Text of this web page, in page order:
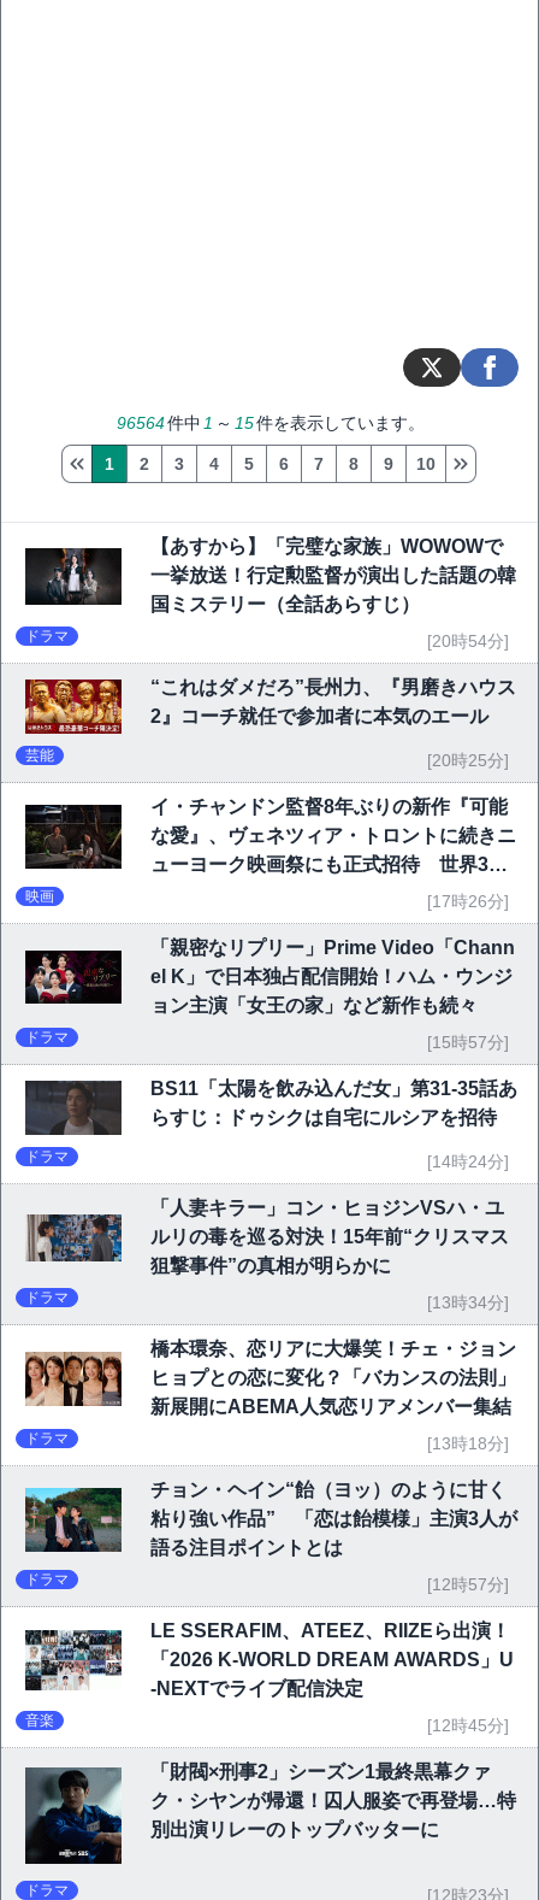
96564件中 1 ～ 15件を表示しています。
1 2 3 4 5 6 7 8 9 10
【あすから】「完璧な家族」WOWOWで
一挙放送！行定勲監督が演出した話題の韓
国ミステリー（全話あらすじ）
ドラマ [20時54分]
“これはダメだろ”長州力、『男磨きハウス
2』コーチ就任で参加者に本気のエール
芸能 [20時25分]
イ・チャンドン監督8年ぶりの新作『可能
な愛』、ヴェネツィア・トロントに続きニ
ューヨーク映画祭にも正式招待 世界3大
映画 [17時26分]
「親密なリプリー」Prime Video「Chann
el K」で日本独占配信開始！ハム・ウンジ
ョン主演「女王の家」など新作も続々
ドラマ [15時57分]
BS11「太陽を飲み込んだ女」第31-35話あ
らすじ：ドゥシクは自宅にルシアを招待
ドラマ [14時24分]
「人妻キラー」コン・ヒョジンVSハ・ユ
ルリの毒を巡る対決！15年前“クリスマス
狙撃事件”の真相が明らかに
ドラマ [13時34分]
橋本環奈、恋リアに大爆笑！チェ・ジョン
ヒョプとの恋に変化？「バカンスの法則」
新展開にABEMA人気恋リアメンバー集結
ドラマ [13時18分]
チョン・ヘイン“飴（ヨッ）のように甘く
粘り強い作品” 「恋は飴模様」主演3人が
語る注目ポイントとは
ドラマ [12時57分]
LE SSERAFIM、ATEEZ、RIIZEら出演！
「2026 K-WORLD DREAM AWARDS」U
-NEXTでライブ配信決定
音楽 [12時45分]
「財閥×刑事2」シーズン1最終黒幕クァ
ク・シヤンが帰還！囚人服姿で再登場…特
別出演リレーのトップバッターに
ドラマ [12時23分]